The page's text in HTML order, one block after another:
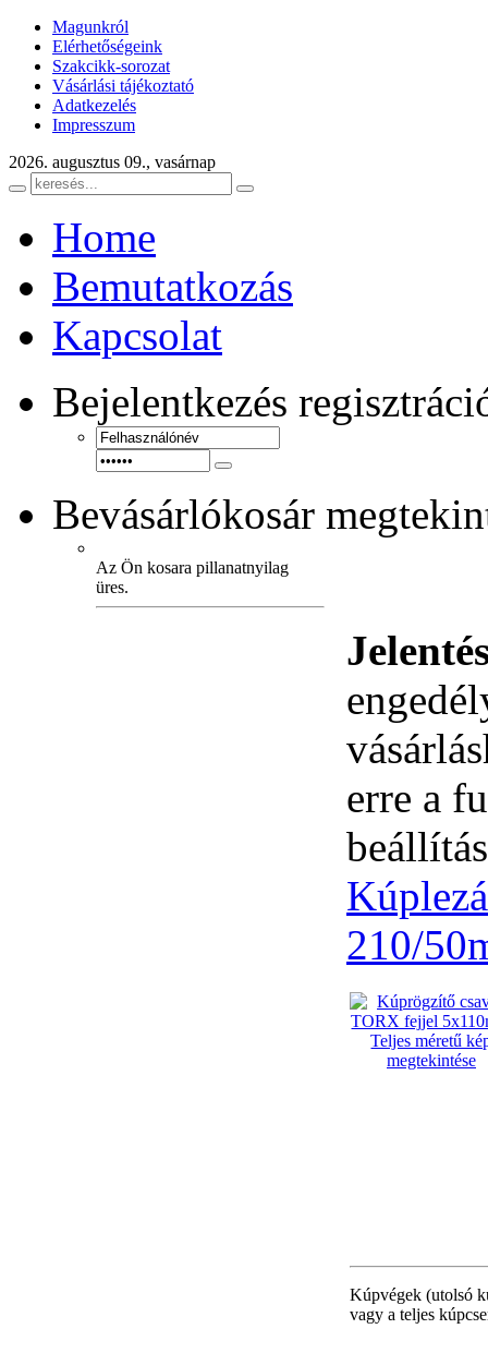
Magunkról
Elérhetőségeink
Szakcikk-sorozat
Vásárlási tájékoztató
Adatkezelés
Impresszum
2026. augusztus 09., vasárnap
Home
Bemutatkozás
Kapcsolat
Bejelentkezés
Bevásárlókosár
Az Ön kosara pillanatnyilag
üres.
erre a
210/
Teljes méretű
megtekintése
Kúpvégek (utolsó
vagy a teljes